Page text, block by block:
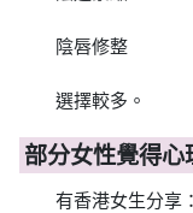
陰唇修整
選擇較多。
部分女性覺得心
有香港女生分享：